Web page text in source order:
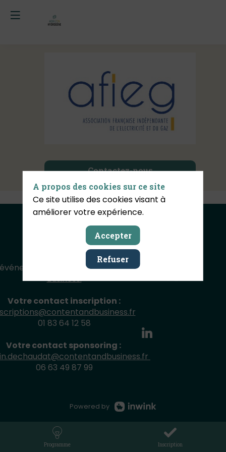
AFIEG
Contactez-nous
organisé parContent &
Business.
Votre contact inscription :
01 83 64 12 58
Votre contact sponsoring :
06 63 49 87 99
Politique de confidentialité
Powered by
Programme Inscription
A propos des cookies sur ce site
Ce site utilise des cookies visant à
améliorer votre expérience.
Accepter
Refuser